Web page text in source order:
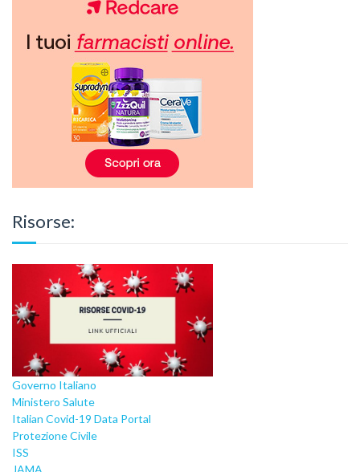
Risorse:
Governo Italiano
Ministero Salute
Italian Covid-19 Data Portal
Protezione Civile
ISS